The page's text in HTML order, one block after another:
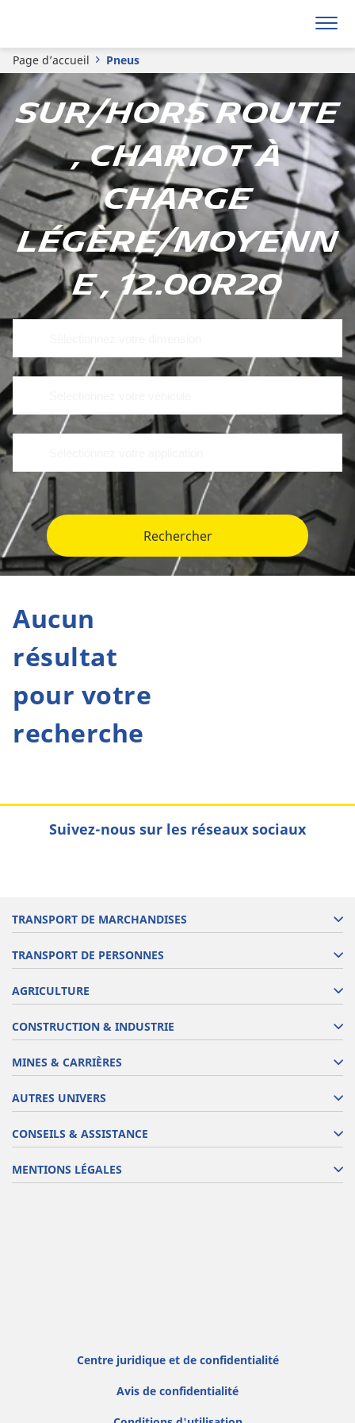
Page d’accueil Pneus
Sur/hors route
, Chariot à
charge
légère/moyenn
e , 12.00R20
Rechercher
Aucun
résultat
pour votre
recherche
Suivez-nous sur les réseaux sociaux
TRANSPORT DE MARCHANDISES
TRANSPORT DE PERSONNES
AGRICULTURE
CONSTRUCTION & INDUSTRIE
MINES & CARRIÈRES
AUTRES UNIVERS
CONSEILS & ASSISTANCE
MENTIONS LÉGALES
Centre juridique et de confidentialité
Avis de confidentialité